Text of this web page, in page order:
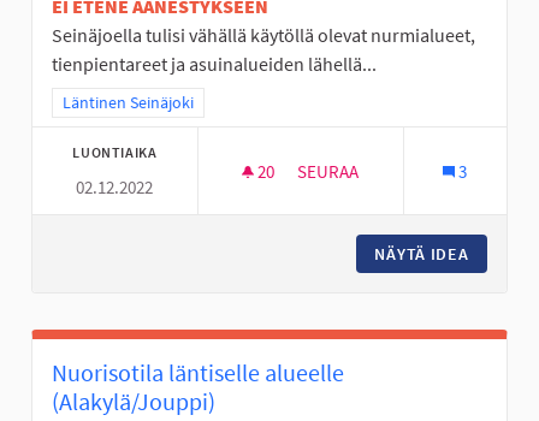
EI ETENE ÄÄNESTYKSEEN
Seinäjoella tulisi vähällä käytöllä olevat nurmialueet,
tienpientareet ja asuinalueiden lähellä...
Rajaa tulokset teeman mukaan: Läntinen Seinäjoki
Läntinen Seinäjoki
LUONTIAIKA
02.12.2022
20 20 SEURAAJAA
SEURAA 3
NÄYTÄ IDEA
Nuorisotila läntiselle alueelle
(Alakylä/Jouppi)